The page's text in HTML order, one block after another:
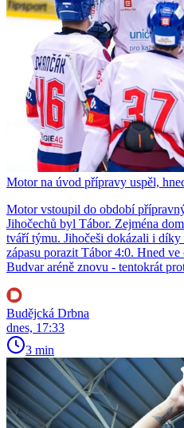
Motor na úvod přípravy uspěl,
Motor vstoupil do období
Jihočechů byl Tábor. Zejména
tváří týmu. Jihočeši dokázali i
zápasu porazit Tábor 4:0. Hned
Budvar aréně znovu - tentokrát
Budějcká Drbna
dnes, 17:33
3 min